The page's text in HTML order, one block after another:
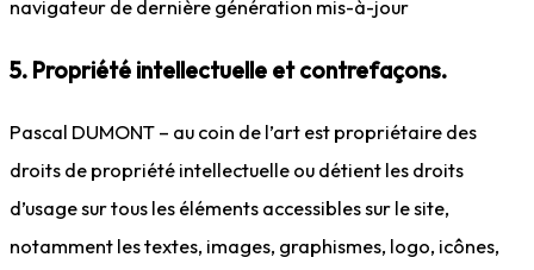
navigateur de dernière génération mis-à-jour
5. Propriété intellectuelle et contrefaçons.
Pascal DUMONT – au coin de l’art est propriétaire des
droits de propriété intellectuelle ou détient les droits
d’usage sur tous les éléments accessibles sur le site,
notamment les textes, images, graphismes, logo, icônes,